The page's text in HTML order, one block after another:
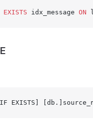
EXISTS idx_message ON
[IF EXISTS]